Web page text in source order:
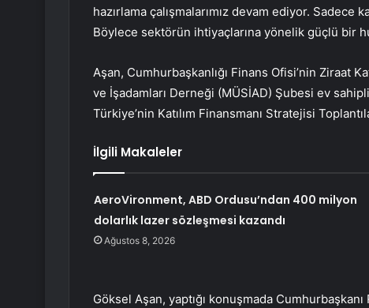
hazırlama çalışmalarımız devam ediyor. Sadece
Böylece sektörün ihtiyaçlarına yönelik güçlü bir
Aşan, Cumhurbaşkanlığı Finans Ofisi’nin Ziraat
ve İşadamları Derneği (MÜSİAD) Şubesi ev
Türkiye’nin Katılım Finansmanı Stratejisi
İlgili Makaleler
AeroVironment, ABD Ordusu’ndan 400 milyon
dolarlık lazer sözleşmesi kazandı
Ağustos 8, 2026
Göksel Aşan, yaptığı konuşmada